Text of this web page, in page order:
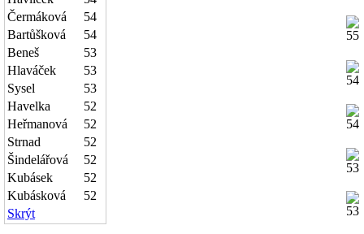
Čermáková
54
Bartůšková
54
Beneš
53
Hlaváček
53
Sysel
53
Havelka
52
Heřmanová
52
Strnad
52
Šindelářová
52
Kubásek
52
Kubásková
52
Skrýt